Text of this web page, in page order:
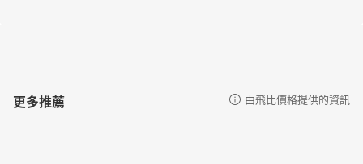
更多推薦 由飛比價格提供的資訊